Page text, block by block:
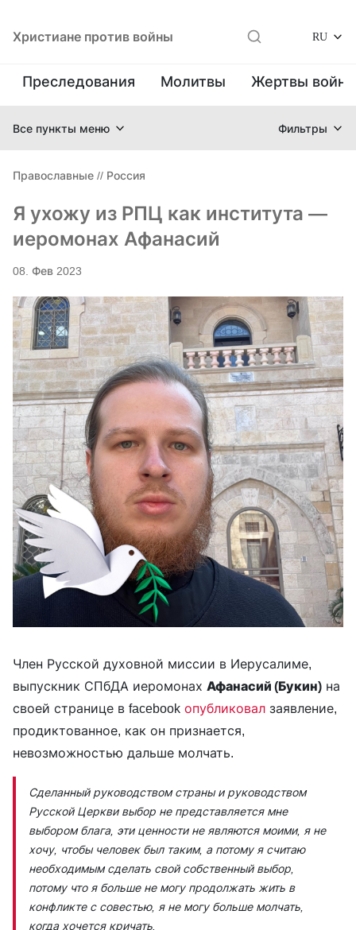
Христиане против войны RU
Преследования Молитвы Жертвы
Все пункты меню Фильтры
Православные // Россия
Я ухожу из РПЦ как института —
иеромонах Афанасий
08. Фев 2023
Член Русской духовной миссии в Иерусалиме,
выпускник СПбДА иеромонах Афанасий (Букин) на
своей странице в facebook опубликовал заявление,
продиктованное, как он признается,
невозможностью дальше молчать.
Сделанный руководством страны и руководством
Русской Церкви выбор не представляется мне
выбором блага, эти ценности не являются моими, я не
хочу, чтобы человек был таким, а потому я считаю
необходимым сделать свой собственный выбор,
потому что я больше не могу продолжать жить в
конфликте с совестью, я не могу больше молчать,
когда хочется кричать.